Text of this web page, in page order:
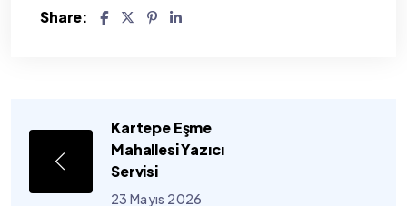
Share:
Kartepe Eşme
Mahallesi Yazıcı
Servisi
23 Mayıs 2026